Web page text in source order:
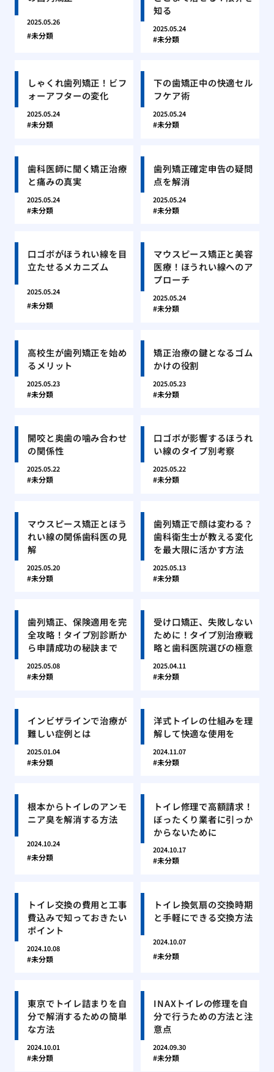
2025.05.26
未分類
知る
2025.05.24
未分類
しゃくれ歯列矯正！ビフ
ォーアフターの変化
2025.05.24
未分類
下の歯矯正中の快適セル
フケア術
2025.05.24
未分類
歯科医師に聞く矯正治療
と痛みの真実
2025.05.24
未分類
歯列矯正確定申告の疑問
点を解消
2025.05.24
未分類
口ゴボがほうれい線を目
立たせるメカニズム
2025.05.24
未分類
マウスピース矯正と美容
医療！ほうれい線へのア
プローチ
2025.05.24
未分類
高校生が歯列矯正を始め
るメリット
2025.05.23
未分類
矯正治療の鍵となるゴム
かけの役割
2025.05.23
未分類
開咬と奥歯の噛み合わせ
の関係性
2025.05.22
未分類
口ゴボが影響するほうれ
い線のタイプ別考察
2025.05.22
未分類
マウスピース矯正とほう
れい線の関係歯科医の見
解
2025.05.20
未分類
歯列矯正で顔は変わる？
歯科衛生士が教える変化
を最大限に活かす方法
2025.05.13
未分類
歯列矯正、保険適用を完
全攻略！タイプ別診断か
ら申請成功の秘訣まで
2025.05.08
未分類
受け口矯正、失敗しない
ために！タイプ別治療戦
略と歯科医院選びの極意
2025.04.11
未分類
インビザラインで治療が
難しい症例とは
2025.01.04
未分類
洋式トイレの仕組みを理
解して快適な使用を
2024.11.07
未分類
根本からトイレのアンモ
ニア臭を解消する方法
2024.10.24
未分類
トイレ修理で高額請求！
ぼったくり業者に引っか
からないために
2024.10.17
未分類
トイレ交換の費用と工事
費込みで知っておきたい
ポイント
2024.10.08
未分類
トイレ換気扇の交換時期
と手軽にできる交換方法
2024.10.07
未分類
東京でトイレ詰まりを自
分で解消するための簡単
な方法
2024.10.01
未分類
INAXトイレの修理を自
分で行うための方法と注
意点
2024.09.30
未分類